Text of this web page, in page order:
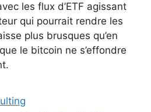
les flux d’ETF agissant
qui pourrait rendre les
plus brusques qu’en
le bitcoin ne s’effondre